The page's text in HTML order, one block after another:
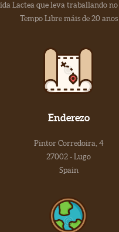
Lactea que leva traballando no
Tempo Libre máis de 20 anos
Enderezo
Pintor Corredoira, 4
27002 - Lugo
Spain